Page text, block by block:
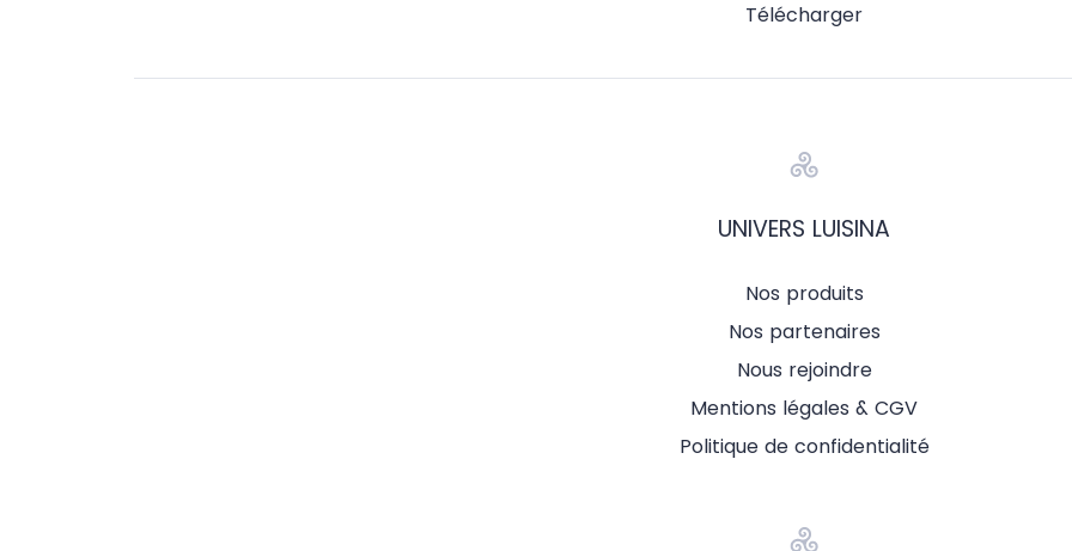
Télécharger
UNIVERS LUISINA
Nos produits
Nos partenaires
Nous rejoindre
Mentions légales & CGV
Politique de confidentialité